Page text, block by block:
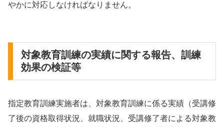
やかに対応しなければなりません。
対象教育訓練の実績に関する報告、訓練
効果の検証等
指定教育訓練実施者は、対象教育訓練に係る実績（受講修
了後の資格取得状況、就職状況、受講修了者による対象教